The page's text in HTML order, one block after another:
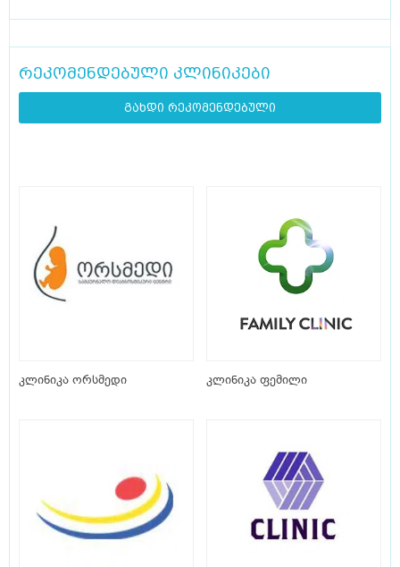
რეკომენდებული კლინიკები
გახდი რეკომენდებული
კლინიკა ორსმედი კლინიკა ფემილი